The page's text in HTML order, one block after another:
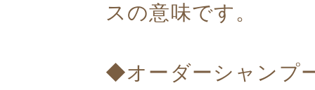
スの意味です。
◆オーダーシャンプ